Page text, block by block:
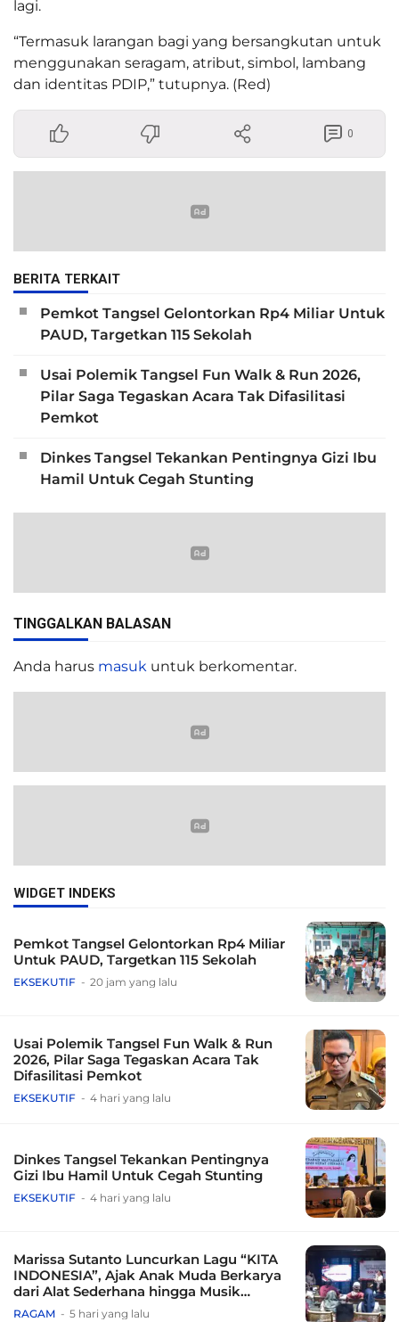
lagi.
“Termasuk larangan bagi yang bersangkutan untuk
menggunakan seragam, atribut, simbol, lambang
dan identitas PDIP,” tutupnya. (Red)
0
BERITA TERKAIT
Pemkot Tangsel Gelontorkan Rp4 Miliar Untuk
PAUD, Targetkan 115 Sekolah
Usai Polemik Tangsel Fun Walk & Run 2026,
Pilar Saga Tegaskan Acara Tak Difasilitasi
Pemkot
Dinkes Tangsel Tekankan Pentingnya Gizi Ibu
Hamil Untuk Cegah Stunting
TINGGALKAN BALASAN
Anda harus masuk untuk berkomentar.
WIDGET INDEKS
Pemkot Tangsel Gelontorkan Rp4 Miliar
Untuk PAUD, Targetkan 115 Sekolah
EKSEKUTIF 20 jam yang lalu
Usai Polemik Tangsel Fun Walk & Run
2026, Pilar Saga Tegaskan Acara Tak
Difasilitasi Pemkot
EKSEKUTIF 4 hari yang lalu
Dinkes Tangsel Tekankan Pentingnya
Gizi Ibu Hamil Untuk Cegah Stunting
EKSEKUTIF 4 hari yang lalu
Marissa Sutanto Luncurkan Lagu “KITA
INDONESIA”, Ajak Anak Muda Berkarya
dari Alat Sederhana hingga Musik
Tradisional
RAGAM 5 hari yang lalu